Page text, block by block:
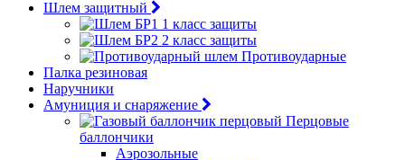
Шлем защитный
1 класс защиты
2 класс защиты
Противоударные
Палка резиновая
Наручники
Амуниция и снаряжение
Перцовые
баллончики
Аэрозольные